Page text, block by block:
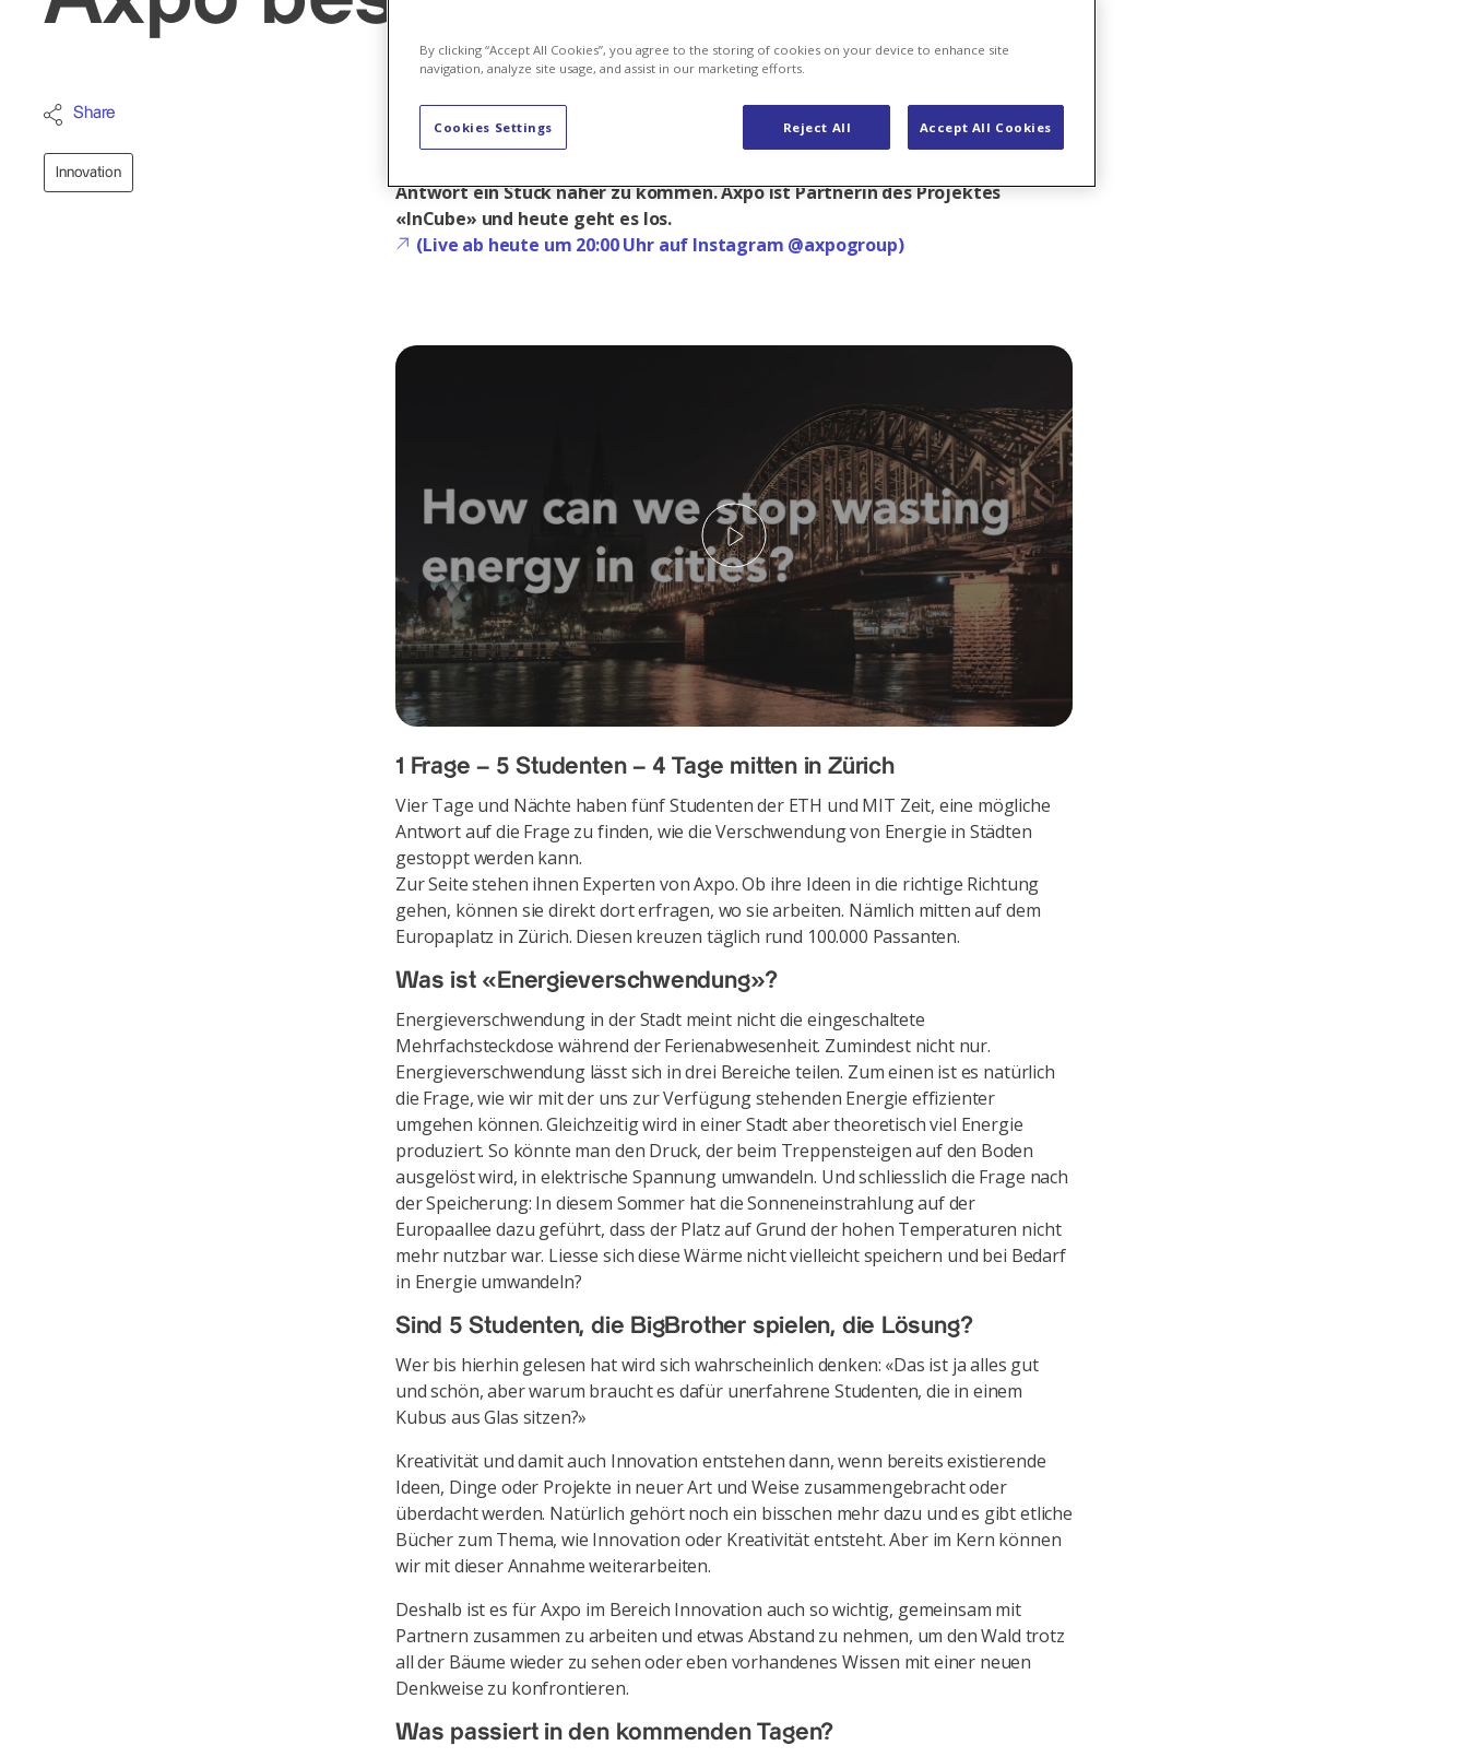
Share
Innovation
How can we stop wasting energy in cities? Wie können wir die Verschwendung
von Energie in der Stadt stoppen? Keine einfache Frage, aber manchmal
Antwort ein Stück näher zu kommen. Axpo ist Partnerin des Projektes
«InCube» und heute geht es los.
(Live ab heute um 20:00 Uhr auf Instagram @axpogroup)
Play
1 Frage – 5 Studenten – 4 Tage mitten in Zürich
Vier Tage und Nächte haben fünf Studenten der ETH und MIT Zeit, eine mögliche
Antwort auf die Frage zu finden, wie die Verschwendung von Energie in Städten
gestoppt werden kann.
Zur Seite stehen ihnen Experten von Axpo. Ob ihre Ideen in die richtige Richtung
gehen, können sie direkt dort erfragen, wo sie arbeiten. Nämlich mitten auf dem
Europaplatz in Zürich. Diesen kreuzen täglich rund 100.000 Passanten.
Was ist «Energieverschwendung»?
Energieverschwendung in der Stadt meint nicht die eingeschaltete
Mehrfachsteckdose während der Ferienabwesenheit. Zumindest nicht nur.
Energieverschwendung lässt sich in drei Bereiche teilen. Zum einen ist es natürlich
die Frage, wie wir mit der uns zur Verfügung stehenden Energie effizienter
umgehen können. Gleichzeitig wird in einer Stadt aber theoretisch viel Energie
produziert. So könnte man den Druck, der beim Treppensteigen auf den Boden
ausgelöst wird, in elektrische Spannung umwandeln. Und schliesslich die Frage nach
der Speicherung: In diesem Sommer hat die Sonneneinstrahlung auf der
Europaallee dazu geführt, dass der Platz auf Grund der hohen Temperaturen nicht
mehr nutzbar war. Liesse sich diese Wärme nicht vielleicht speichern und bei Bedarf
in Energie umwandeln?
Sind 5 Studenten, die BigBrother spielen, die Lösung?
Wer bis hierhin gelesen hat wird sich wahrscheinlich denken: «Das ist ja alles gut
und schön, aber warum braucht es dafür unerfahrene Studenten, die in einem
Kubus aus Glas sitzen?»
Kreativität und damit auch Innovation entstehen dann, wenn bereits existierende
Ideen, Dinge oder Projekte in neuer Art und Weise zusammengebracht oder
überdacht werden. Natürlich gehört noch ein bisschen mehr dazu und es gibt etliche
Bücher zum Thema, wie Innovation oder Kreativität entsteht. Aber im Kern können
wir mit dieser Annahme weiterarbeiten.
Deshalb ist es für Axpo im Bereich Innovation auch so wichtig, gemeinsam mit
Partnern zusammen zu arbeiten und etwas Abstand zu nehmen, um den Wald trotz
all der Bäume wieder zu sehen oder eben vorhandenes Wissen mit einer neuen
Denkweise zu konfrontieren.
Was passiert in den kommenden Tagen?
By clicking “Accept All Cookies”, you agree to the storing of cookies on your device to enhance site
navigation, analyze site usage, and assist in our marketing efforts.
Reject All Accept All Cookies
Cookies Settings